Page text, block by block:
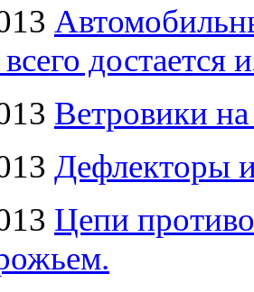
достается
Ветровики
Дефлекторы
Цепи